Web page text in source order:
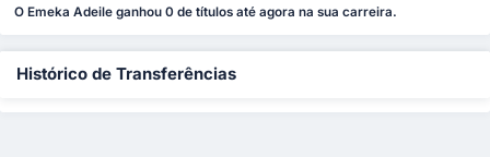
O Emeka Adeile ganhou 0 de títulos até agora na sua carreira.
Histórico de Transferências